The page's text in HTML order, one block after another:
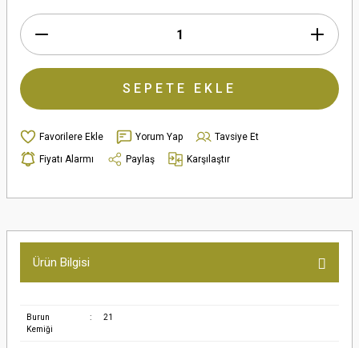
SEPETE EKLE
Yorum Yap
Tavsiye Et
Fiyatı Alarmı
Paylaş Karşılaştır
Ürün Bilgisi
Burun
Kemiği
: 21